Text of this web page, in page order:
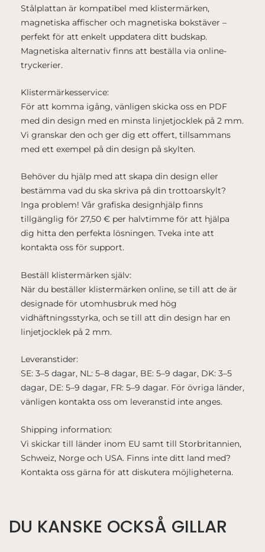
Stålplattan är kompatibel med klistermärken,
magnetiska affischer och magnetiska bokstäver –
perfekt för att enkelt uppdatera ditt budskap.
Magnetiska alternativ finns att beställa via online-
tryckerier.
Klistermärkesservice:
För att komma igång, vänligen skicka oss en PDF
med din design med en minsta linjetjocklek på 2 mm.
Vi granskar den och ger dig ett offert, tillsammans
med ett exempel på din design på skylten.
Behöver du hjälp med att skapa din design eller
bestämma vad du ska skriva på din trottoarskylt?
Inga problem! Vår grafiska designhjälp finns
tillgänglig för 27,50 € per halvtimme för att hjälpa
dig hitta den perfekta lösningen. Tveka inte att
kontakta oss för support.
Beställ klistermärken själv:
När du beställer klistermärken online, se till att de är
designade för utomhusbruk med hög
vidhäftningsstyrka, och se till att din design har en
linjetjocklek på 2 mm.
Leveranstider:
SE: 3–5 dagar, NL: 5–8 dagar, BE: 5–9 dagar, DK: 3–5
dagar, DE: 5–9 dagar, FR: 5–9 dagar. För övriga länder,
vänligen kontakta oss om leveranstid inte anges.
Shipping information:
Vi skickar till länder inom EU samt till Storbritannien,
Schweiz, Norge och USA. Finns inte ditt land med?
Kontakta oss gärna för att diskutera möjligheterna.
DU KANSKE OCKSÅ GILLAR